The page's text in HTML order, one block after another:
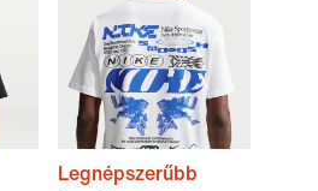
Legnépszerűbb